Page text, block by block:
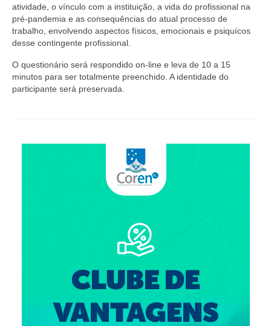
atividade, o vínculo com a instituição, a vida do profissional na
pré-pandemia e as consequências do atual processo de
trabalho, envolvendo aspectos físicos, emocionais e psiquícos
desse contingente profissional.
O questionário será respondido on-line e leva de 10 a 15
minutos para ser totalmente preenchido. A identidade do
participante será preservada.